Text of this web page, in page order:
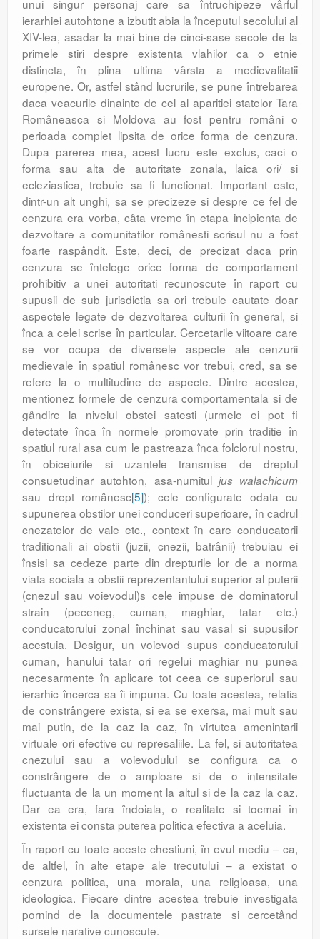
unui singur personaj care sa întruchipeze vârful
ierarhiei autohtone a izbutit abia la începutul secolului al
XIV-lea, asadar la mai bine de cinci-sase secole de la
primele stiri despre existenta vlahilor ca o etnie
distincta, în plina ultima vârsta a medievalitatii
europene. Or, astfel stând lucrurile, se pune întrebarea
daca veacurile dinainte de cel al aparitiei statelor Tara
Româneasca si Moldova au fost pentru români o
perioada complet lipsita de orice forma de cenzura.
Dupa parerea mea, acest lucru este exclus, caci o
forma sau alta de autoritate zonala, laica ori/ si
ecleziastica, trebuie sa fi functionat. Important este,
dintr-un alt unghi, sa se precizeze si despre ce fel de
cenzura era vorba, câta vreme în etapa incipienta de
dezvoltare a comunitatilor românesti scrisul nu a fost
foarte raspândit. Este, deci, de precizat daca prin
cenzura se întelege orice forma de comportament
prohibitiv a unei autoritati recunoscute în raport cu
supusii de sub jurisdictia sa ori trebuie cautate doar
aspectele legate de dezvoltarea culturii în general, si
înca a celei scrise în particular. Cercetarile viitoare care
se vor ocupa de diversele aspecte ale cenzurii
medievale în spatiul românesc vor trebui, cred, sa se
refere la o multitudine de aspecte. Dintre acestea,
mentionez formele de cenzura comportamentala si de
gândire la nivelul obstei satesti (urmele ei pot fi
detectate înca în normele promovate prin traditie în
spatiul rural asa cum le pastreaza înca folclorul nostru,
în obiceiurile si uzantele transmise de dreptul
consuetudinar autohton, asa-numitul jus walachicum
sau drept românesc[5]); cele configurate odata cu
supunerea obstilor unei conduceri superioare, în cadrul
cnezatelor de vale etc., context în care conducatorii
traditionali ai obstii (juzii, cnezii, batrânii) trebuiau ei
însisi sa cedeze parte din drepturile lor de a norma
viata sociala a obstii reprezentantului superior al puterii
(cnezul sau voievodul)s cele impuse de dominatorul
strain (peceneg, cuman, maghiar, tatar etc.)
conducatorului zonal închinat sau vasal si supusilor
acestuia. Desigur, un voievod supus conducatorului
cuman, hanului tatar ori regelui maghiar nu punea
necesarmente în aplicare tot ceea ce superiorul sau
ierarhic încerca sa îi impuna. Cu toate acestea, relatia
de constrângere exista, si ea se exersa, mai mult sau
mai putin, de la caz la caz, în virtutea amenintarii
virtuale ori efective cu represaliile. La fel, si autoritatea
cnezului sau a voievodului se configura ca o
constrângere de o amploare si de o intensitate
fluctuanta de la un moment la altul si de la caz la caz.
Dar ea era, fara îndoiala, o realitate si tocmai în
existenta ei consta puterea politica efectiva a aceluia.
În raport cu toate aceste chestiuni, în evul mediu – ca,
de altfel, în alte etape ale trecutului – a existat o
cenzura politica, una morala, una religioasa, una
ideologica. Fiecare dintre acestea trebuie investigata
pornind de la documentele pastrate si cercetând
sursele narative cunoscute.